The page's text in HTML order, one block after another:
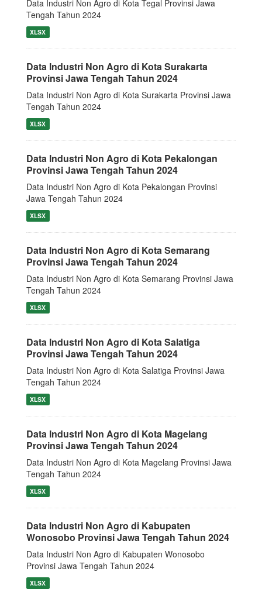
Data Industri Non Agro di Kota Tegal Provinsi Jawa
Tengah Tahun 2024
XLSX
Data Industri Non Agro di Kota Surakarta
Provinsi Jawa Tengah Tahun 2024
Data Industri Non Agro di Kota Surakarta Provinsi Jawa
Tengah Tahun 2024
XLSX
Data Industri Non Agro di Kota Pekalongan
Provinsi Jawa Tengah Tahun 2024
Data Industri Non Agro di Kota Pekalongan Provinsi
Jawa Tengah Tahun 2024
XLSX
Data Industri Non Agro di Kota Semarang
Provinsi Jawa Tengah Tahun 2024
Data Industri Non Agro di Kota Semarang Provinsi Jawa
Tengah Tahun 2024
XLSX
Data Industri Non Agro di Kota Salatiga
Provinsi Jawa Tengah Tahun 2024
Data Industri Non Agro di Kota Salatiga Provinsi Jawa
Tengah Tahun 2024
XLSX
Data Industri Non Agro di Kota Magelang
Provinsi Jawa Tengah Tahun 2024
Data Industri Non Agro di Kota Magelang Provinsi Jawa
Tengah Tahun 2024
XLSX
Data Industri Non Agro di Kabupaten
Wonosobo Provinsi Jawa Tengah Tahun 2024
Data Industri Non Agro di Kabupaten Wonosobo
Provinsi Jawa Tengah Tahun 2024
XLSX